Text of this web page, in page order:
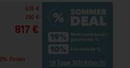
535 €
282 €
817 €
0% Zinsen 19 Tage 10h:40m:6s